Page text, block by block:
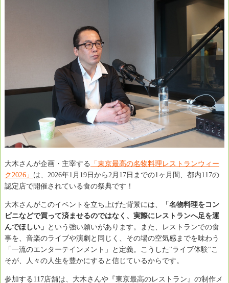
大木さんが企画・主宰する
「東京最高の名物料理レストランウィー
ク2026」 は、2026年1月19日から2月17日までの1ヶ月間、都内117の
認定店で開催されている食の祭典です！
大木さんがこのイベントを立ち上げた背景には、
「名物料理をコン
ビニなどで買って済ませるのではなく、実際にレストランへ足を運
んでほしい」 という強い願いがあります。また、レストランでの食
事を、音楽のライブや演劇と同じく、その場の空気感までを味わう
「一流のエンターテインメント」と定義。こうした"ライブ体験"こ
そが、人々の人生を豊かにすると信じているからです。
参加する117店舗は、大木さんや『東京最高のレストラン』の制作メ